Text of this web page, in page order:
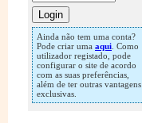
Ainda não tem uma conta?
Pode criar uma aqui . Como
utilizador registado, pode
configurar o site de acordo
com as suas preferências,
além de ter outras vantagens
exclusivas.